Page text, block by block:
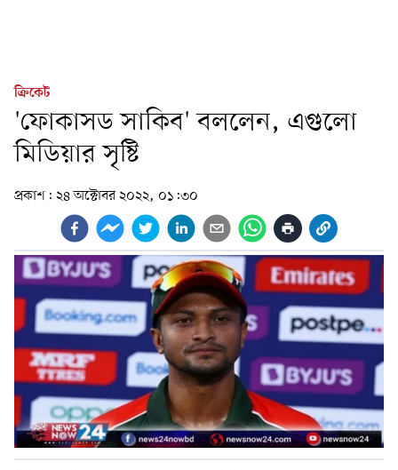
ক্রিকেট
'ফোকাসড সাকিব' বললেন, এগুলো
মিডিয়ার সৃষ্টি
প্রকাশ: ২৪ অক্টোবর ২০২২, ০১:৩০